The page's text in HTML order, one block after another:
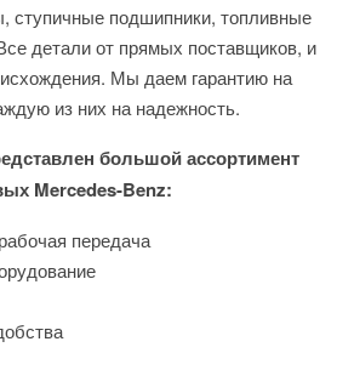
ступичные подшипники, топливные
детали от прямых поставщиков, и
Мы даем гарантию на
из них на надежность.
большой ассортимент
Mercedes-Benz:
передача